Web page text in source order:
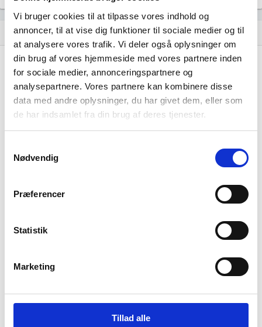
Vi bruger cookies til at tilpasse vores indhold og
annoncer, til at vise dig funktioner til sociale medier og til
at analysere vores trafik. Vi deler også oplysninger om
din brug af vores hjemmeside med vores partnere inden
for sociale medier, annonceringspartnere og
analysepartnere. Vores partnere kan kombinere disse
data med andre oplysninger, du har givet dem, eller som
de har indsamlet fra din brug af deres tjenester.
Nødvendig
Præferencer
Statistik
Marketing
Tillad alle
assignment Regnskaber
Resultat i 1000 DKK 2025-12
Nettoomsætning -
Bruttofortjeneste
Driftsresultat (EBIT) -
Resultat før skat -598
Anlægsaktiver
20
-578
Hensatte forpligtelser -